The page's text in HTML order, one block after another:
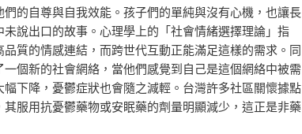
的自尊與自我效能。孩子們的單純與沒有心機，也讓長
說出口的故事。心理學上的「社會情緒選擇理論」指
質的情感連結，而跨世代互動正能滿足這樣的需求。同
個新的社會網絡，當他們感覺到自己是這個網絡中被需
下降，憂鬱症狀也會隨之減輕。台灣許多社區關懷據點
服用抗憂鬱藥物或安眠藥的劑量明顯減少，這正是非藥